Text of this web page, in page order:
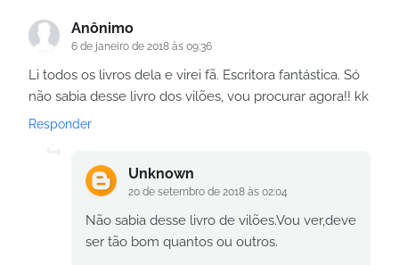
Anônimo
6 de janeiro de 2018 às 09:36
Li todos os livros dela e virei fã. Escritora fantástica. Só
não sabia desse livro dos vilões, vou procurar agora!! kk
Responder
Unknown
20 de setembro de 2018 às 02:04
Não sabia desse livro de vilões.Vou ver,deve
ser tão bom quantos ou outros.